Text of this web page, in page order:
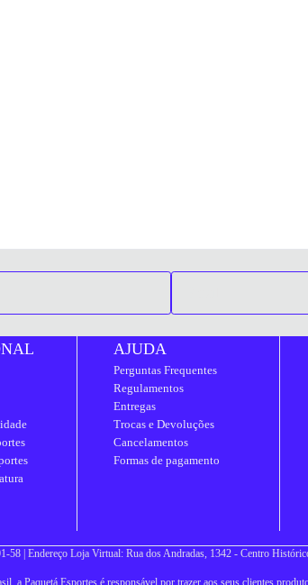
AJUDA
Perguntas Frequentes
Regulamentos
Entregas
Trocas e Devoluções
Cancelamentos
Formas de pagamento
58 | Endereço Loja Virtual: Rua dos Andradas, 1342 - Centro
a Paquetá Esportes é responsável por trazer aos seus clientes